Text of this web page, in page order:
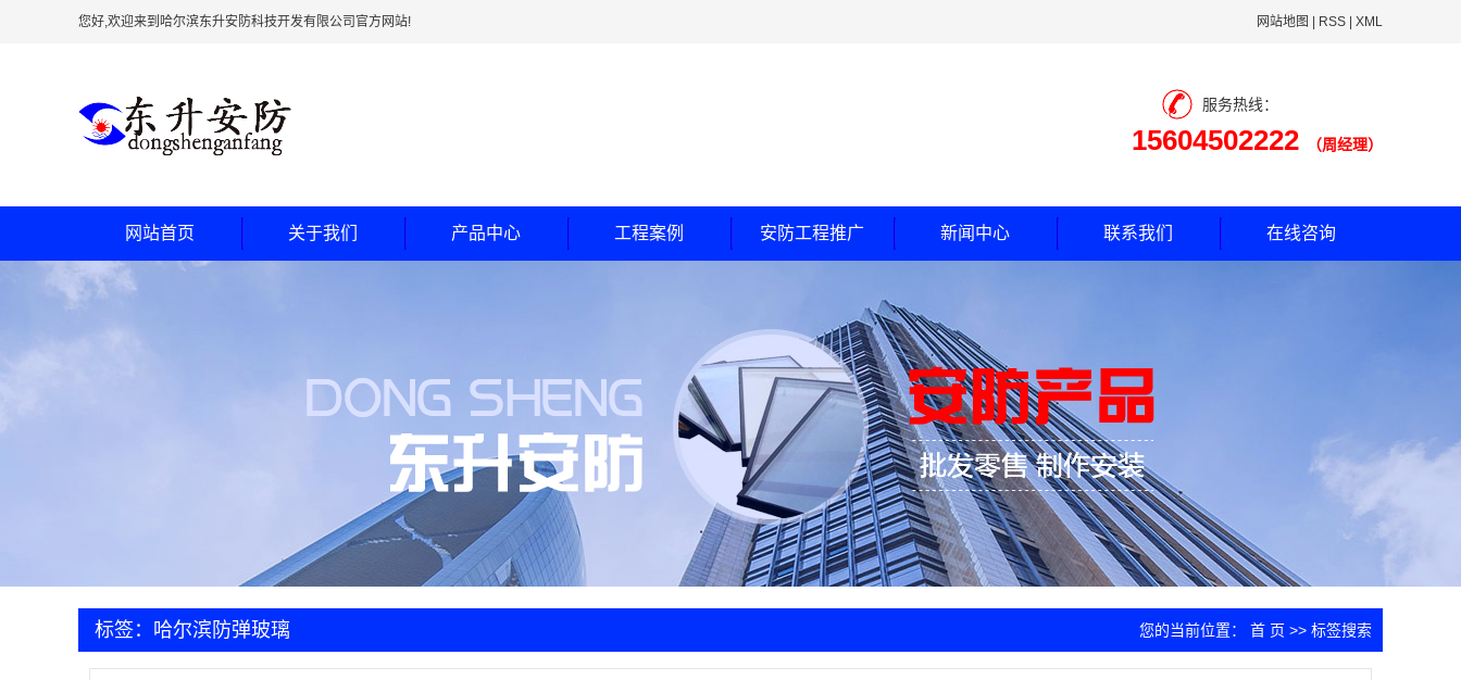
您好,欢迎来到哈尔滨东升安防科技开发有限公司官方网站! 网站地图 RSS XML
服务热线：
15604502222 （周经理）
网站首页 关于我们
车间环境
产品中心
银行专用甲级防盗门
银行专用乙级卷帘门
卷帘门地锁
防护舱
金库门
工程案例 安防工程推广 新闻中心
行业新闻
常见问题
联系我们 在线咨询
标签：哈尔滨防弹玻璃 您的当前位置： 首 页 >> 标签搜索